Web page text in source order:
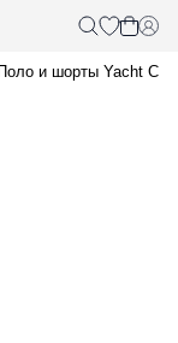
и шорты Yacht